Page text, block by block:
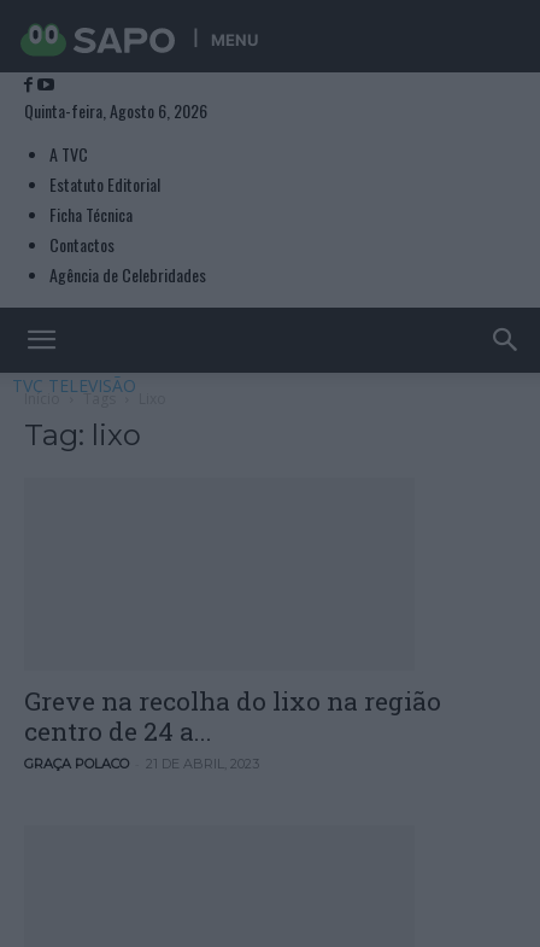
MENU
Quinta-feira, Agosto 6, 2026
A TVC
Estatuto Editorial
Ficha Técnica
Contactos
Agência de Celebridades
TVC TELEVISÃO
Início Tags
Tag: lixo
Greve na recolha do lixo na região
centro de 24 a...
GRAÇA POLACO 21 DE ABRIL, 2023